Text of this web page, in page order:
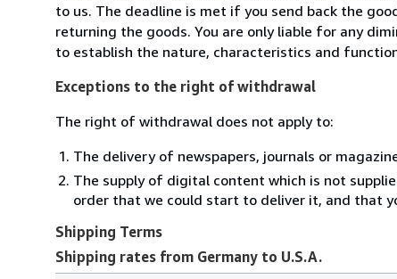
to us. The deadline is met if you send back the
returning the goods. You are only liable for any
to establish the nature, characteristics and
Exceptions to the right of withdrawal
The right of withdrawal does not apply to:
The delivery of newspapers, journals or
The supply of digital content which is not
order that we could start to deliver it, and that
Shipping Terms
Shipping rates from Germany to U.S.A.